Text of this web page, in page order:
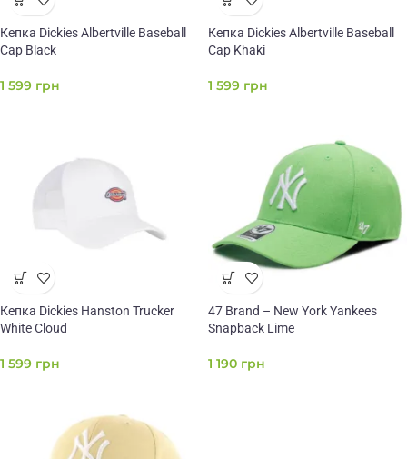
Кепка Dickies Albertville Baseball
Cap Black
1 599 грн
Кепка Dickies Albertville Baseball
Cap Khaki
1 599 грн
Кепка Dickies Hanston Trucker
White Cloud
1 599 грн
47 Brand – New York Yankees
Snapback Lime
1 190 грн